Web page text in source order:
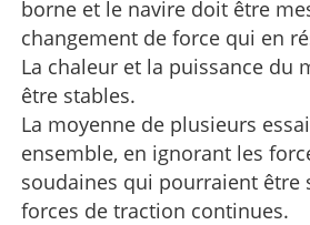
borne et le navire doit être
changement de force qui en
La chaleur et la puissance du
être stables.
La moyenne de plusieurs
ensemble, en ignorant les
soudaines qui pourraient être
forces de traction continues.